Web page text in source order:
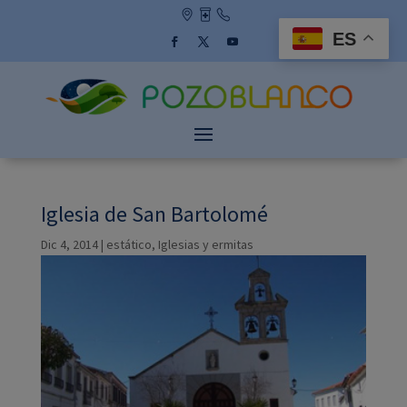
Iglesia de San Bartolomé
Dic 4, 2014| estático, Iglesias y ermitas
ES